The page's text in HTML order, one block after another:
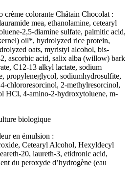
colorante Châtain Chocolat :
mea, ethanolamine, cetearyl
2,5-diamine sulfate, palmitic acid,
oil*, hydrolyzed rice protein,
oats, myristyl alcohol, bis-
ascorbic acid, salix alba (willow) bark
C12-13 alkyl lactate, sodium
propyleneglycol, sodiumhydrosulfite,
chlororesorcinol, 2-methylresorcinol,
HCl, 4-amino-2-hydroxytoluene, m-
biologique
en émulsion :
Cetearyl Alcohol, Hexyldecyl
20, laureth-3, etidronic acid,
du peroxyde d’hydrogène (eau